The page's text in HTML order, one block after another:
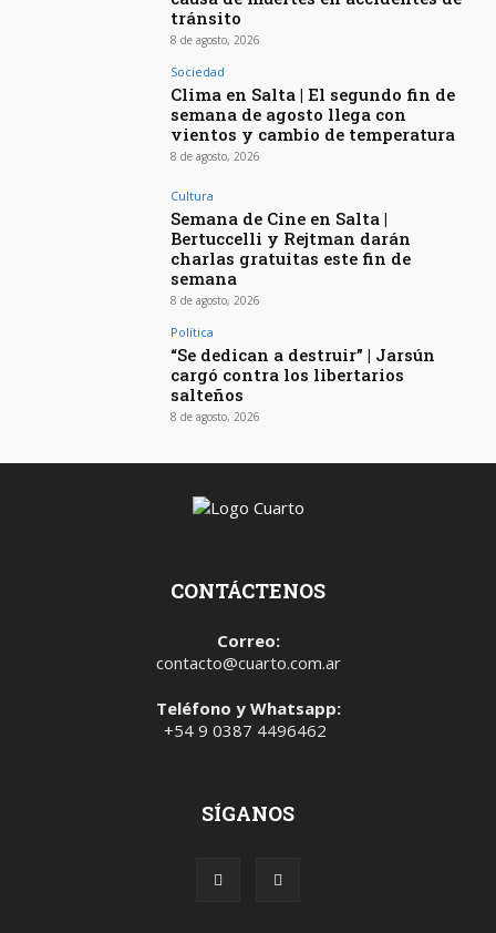
tránsito
8 de agosto, 2026
Sociedad
Clima en Salta | El segundo fin de
semana de agosto llega con
vientos y cambio de temperatura
8 de agosto, 2026
Cultura
Semana de Cine en Salta |
Bertuccelli y Rejtman darán
charlas gratuitas este fin de
semana
8 de agosto, 2026
Política
“Se dedican a destruir” | Jarsún
cargó contra los libertarios
salteños
8 de agosto, 2026
CONTÁCTENOS
Correo:
contacto@cuarto.com.ar
Teléfono y Whatsapp:
+54 9 0387 4496462
SÍGANOS